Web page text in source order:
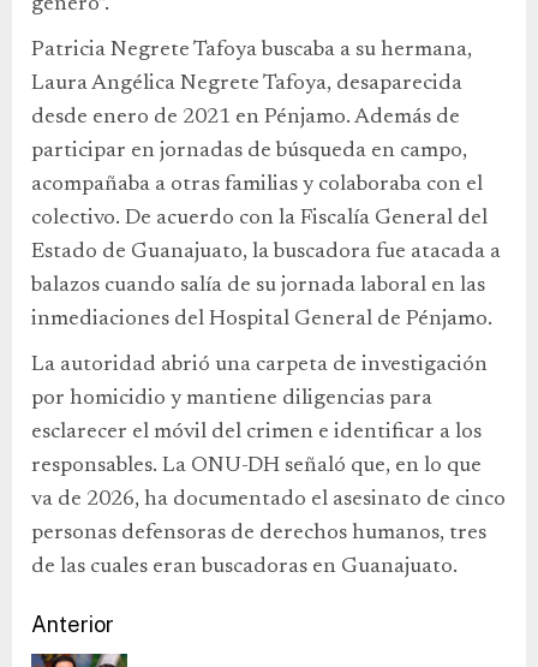
género”.
Patricia Negrete Tafoya buscaba a su hermana,
Laura Angélica Negrete Tafoya, desaparecida
desde enero de 2021 en Pénjamo. Además de
participar en jornadas de búsqueda en campo,
acompañaba a otras familias y colaboraba con el
colectivo. De acuerdo con la Fiscalía General del
Estado de Guanajuato, la buscadora fue atacada a
balazos cuando salía de su jornada laboral en las
inmediaciones del Hospital General de Pénjamo.
La autoridad abrió una carpeta de investigación
por homicidio y mantiene diligencias para
esclarecer el móvil del crimen e identificar a los
responsables. La ONU-DH señaló que, en lo que
va de 2026, ha documentado el asesinato de cinco
personas defensoras de derechos humanos, tres
de las cuales eran buscadoras en Guanajuato.
Anterior